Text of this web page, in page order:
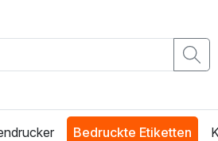
Bedruckte Etiketten